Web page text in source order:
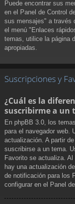
Puede encontrar sus
en el Panel de Control
sus mensajes" a través
el menú "Enlaces
temas, utilice la página
apropiadas.
Suscripciones y
¿Cuál es la
suscribirme a un
En phpBB 3.0, los
para el navegador web.
actualización. A partir
suscribirse a un tema.
Favorito se actualiza.
hay una actualización
de notificación para los
configurar en el Panel